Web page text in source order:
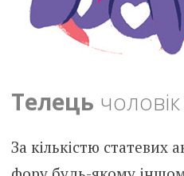
Телець чоловік
За кількістю статевих